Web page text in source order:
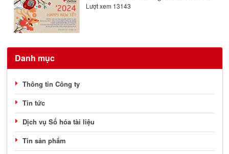
Lượt xem 13143
Danh mục
Thông tin Công ty
Tin tức
Dịch vụ Số hóa tài liệu
Tin sản phẩm